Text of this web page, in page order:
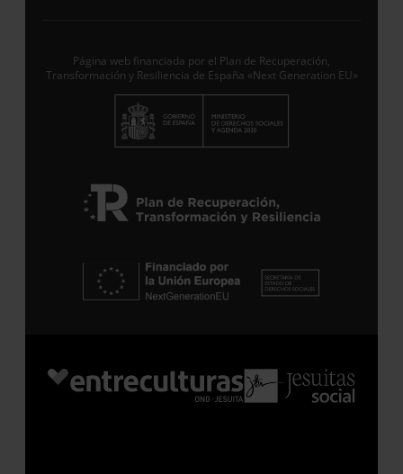
Suscribirme
Página web financiada por el Plan de Recuperación,
Transformación y Resiliencia de España «Next Generation EU»